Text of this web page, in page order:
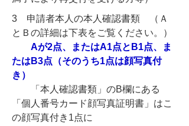
3 申請者本人の本人確認書類
（Ａ
とＢの詳細は下表をご覧ください。）
Aが2点、またはA1点とB1点、ま
たはB3点（そのうち1点は顔写真付
き）
「本人確認書類」のB欄にある
「個人番号カード顔写真証明書」はこ
の顔写真付き1点に